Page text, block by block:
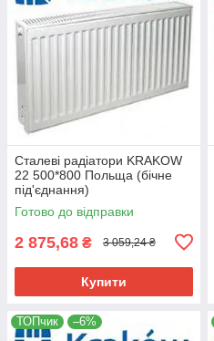
Сталеві радіатори KRAKOW
22 500*800 Польща (бічне
під'єднання)
Готово до відправки
2 875,68 ₴ 3 059,24 ₴
Купити
ТОПчик –6%